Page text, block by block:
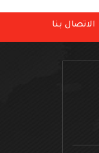
الاتصال بنا